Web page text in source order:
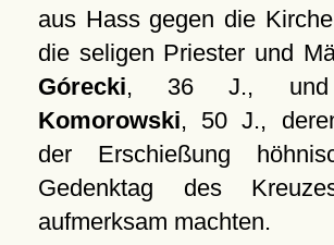
aus Hass gegen die
die seligen Priester und
Górecki, 36 J.,
Komorowski, 50 J.,
der Erschießung
Gedenktag des
aufmerksam machten.